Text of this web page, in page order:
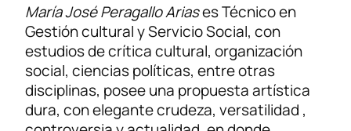
María José Peragallo Ariases Técnico en
Gestión cultural y Servicio Social, con
estudios de crítica cultural, organización
social, ciencias políticas, entre otras
disciplinas, posee una propuesta artística
dura, con elegante crudeza, versatilidad ,